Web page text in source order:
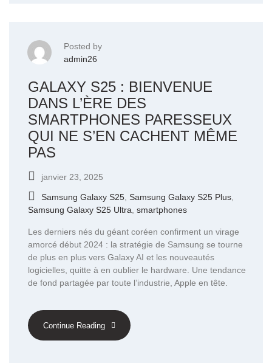
Posted by
admin26
GALAXY S25 : BIENVENUE
DANS L’ÈRE DES
SMARTPHONES PARESSEUX
QUI NE S’EN CACHENT MÊME
PAS
janvier 23, 2025
Samsung Galaxy S25 Samsung Galaxy S25 Plus
Samsung Galaxy S25 Ultra smartphones
Les derniers nés du géant coréen confirment un virage
amorcé début 2024 : la stratégie de Samsung se tourne
de plus en plus vers Galaxy AI et les nouveautés
logicielles, quitte à en oublier le hardware. Une tendance
de fond partagée par toute l’industrie, Apple en tête.
Continue Reading